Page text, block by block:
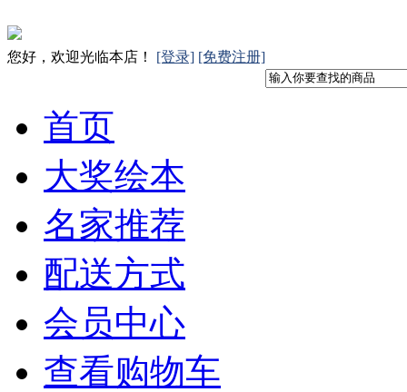
您好，欢迎光临本店！ [登录] [免费注册]
首页
大奖绘本
名家推荐
配送方式
会员中心
查看购物车